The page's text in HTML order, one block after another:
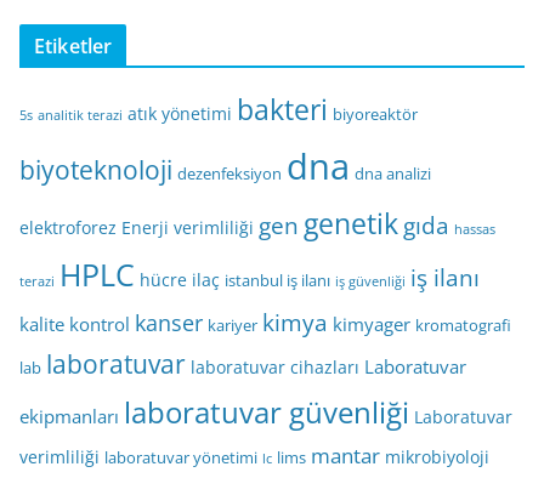
Etiketler
5s analitik terazi atık yönetimi bakteri biyoreaktör
biyoteknoloji dezenfeksiyon dna dna analizi
elektroforez Enerji verimliliği gen genetikgıda hassas
terazi HPLC hücre ilaç istanbul iş ilanı iş güvenliği iş ilanı
kalite kontrol kanser kariyer kimya kimyager kromatografi
lab laboratuvar laboratuvar cihazları Laboratuvar
ekipmanları laboratuvar güvenliği Laboratuvar
verimliliği laboratuvar yönetimi lc lims mantar mikrobiyoloji